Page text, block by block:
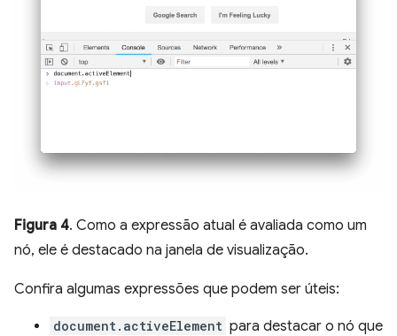
Figura 4. Como a expressão atual é avaliada como um
nó, ele é destacado na janela de visualização.
Confira algumas expressões que podem ser úteis:
document.activeElement para destacar o nó que